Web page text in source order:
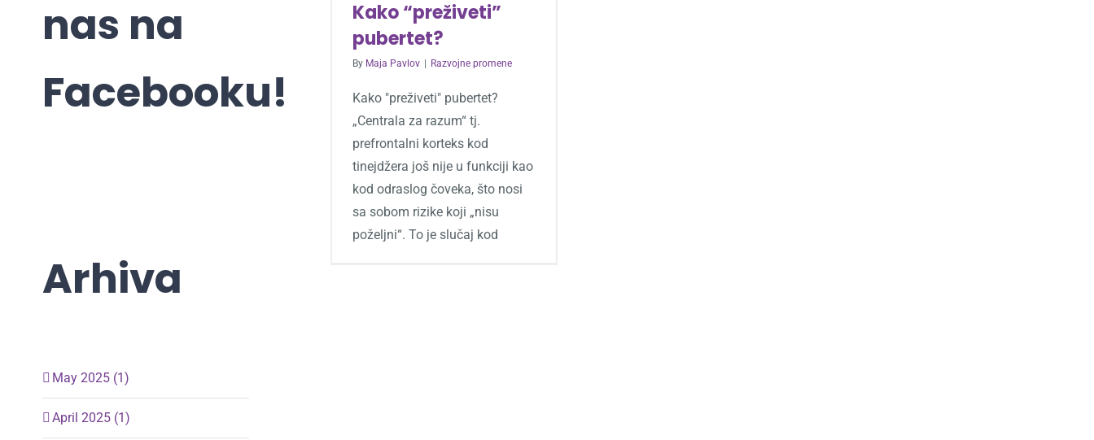
Kako “preživeti”
pubertet?
By Maja Pavlov Razvojne promene
Kako "preživeti" pubertet?
„Centrala za razum“ tj.
prefrontalni korteks kod
tinejdžera još nije u funkciji kao
kod odraslog čoveka, što nosi
sa sobom rizike koji „nisu
poželjni“. To je slučaj kod
nas na
Facebooku!
Arhiva
May 2025 (1)
April 2025 (1)